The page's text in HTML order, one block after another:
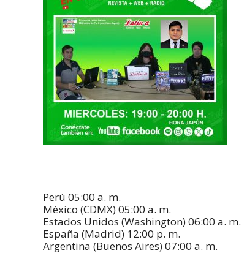
Perú 05:00 a. m.
México (CDMX) 05:00 a. m.
Estados Unidos (Washington) 06:00 a. m.
España (Madrid) 12:00 p. m.
Argentina (Buenos Aires) 07:00 a. m.